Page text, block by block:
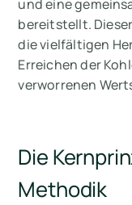
und eine
bereitstellt.
die vielfältigen
Erreichen der
verworrenen
Die
Methodik